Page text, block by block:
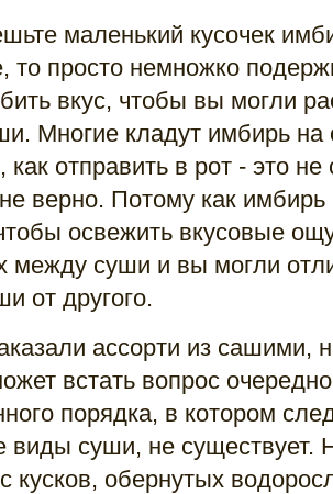
маленький кусочек
то просто немножко
вкус, чтобы вы могли
Многие кладут имбирь
как отправить в рот - это
верно. Потому как имбирь
освежить вкусовые
между суши и вы могли
от другого.
ассорти из сашими,
встать вопрос
порядка, в котором
виды суши, не существует.
кусков, обернутых